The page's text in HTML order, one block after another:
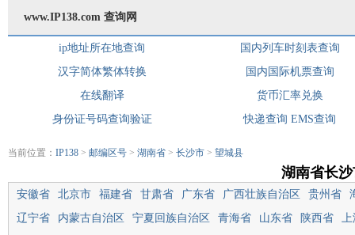
www.IP138.com 查询网
ip地址所在地查询
国内列车时刻表查询
汉字简体繁体转换
国内国际机票查询
在线翻译
货币汇率兑换
身份证号码查询验证
快递查询 EMS查询
当前位置： IP138 > 邮编区号 > 湖南省 > 长沙市 > 望城县
湖南省长
安徽省 北京市 福建省 甘肃省 广东省 广西壮族自治区 贵州省
辽宁省
内蒙古自治区 宁夏回族自治区 青海省 山东省 陕西省
上